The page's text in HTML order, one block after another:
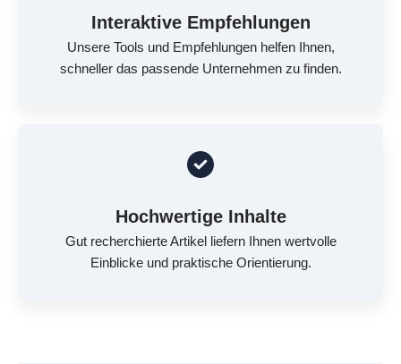
Interaktive Empfehlungen
Unsere Tools und Empfehlungen helfen Ihnen,
schneller das passende Unternehmen zu finden.
Hochwertige Inhalte
Gut recherchierte Artikel liefern Ihnen wertvolle
Einblicke und praktische Orientierung.